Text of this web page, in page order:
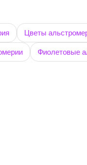
Цветы
Фиолетовые